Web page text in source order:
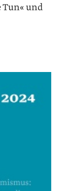
Tun« und